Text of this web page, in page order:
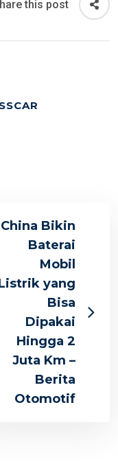
this post
China Bikin
Baterai
Mobil
yang
Bisa
Dipakai
Hingga 2
Juta Km –
Berita
Otomotif